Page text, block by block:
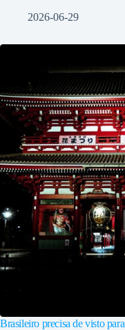
2026-06-29
Brasileiro precisa de visto